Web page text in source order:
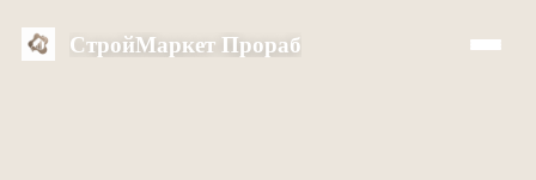
СтройМаркет Прораб